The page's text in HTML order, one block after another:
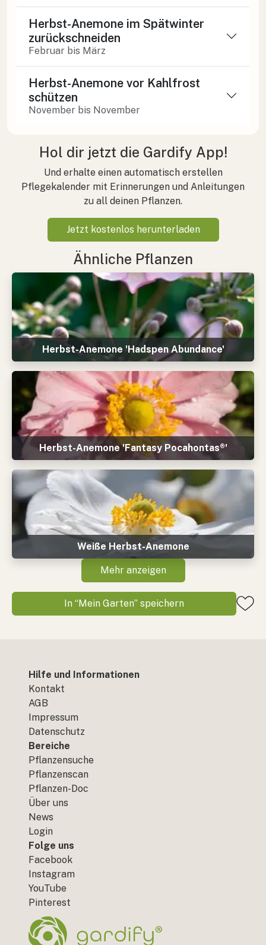
Herbst-Anemone im Spätwinter
zurückschneiden
Februar bis März
Herbst-Anemone vor Kahlfrost
schützen
November bis November
Hol dir jetzt die Gardify App!
Und erhalte einen automatisch erstellen
Pflegekalender mit Erinnerungen und Anleitungen
zu all deinen Pflanzen.
Jetzt kostenlos herunterladen
Ähnliche Pflanzen
Herbst-Anemone 'Hadspen Abundance'
Herbst-Anemone 'Fantasy Pocahontas®'
Weiße Herbst-Anemone
Mehr anzeigen
In “Mein Garten” speichern
Hilfe und Informationen
Kontakt
AGB
Impressum
Datenschutz
Bereiche
Pflanzensuche
Pflanzenscan
Pflanzen-Doc
Über uns
News
Login
Folge uns
Facebook
Instagram
YouTube
Pinterest